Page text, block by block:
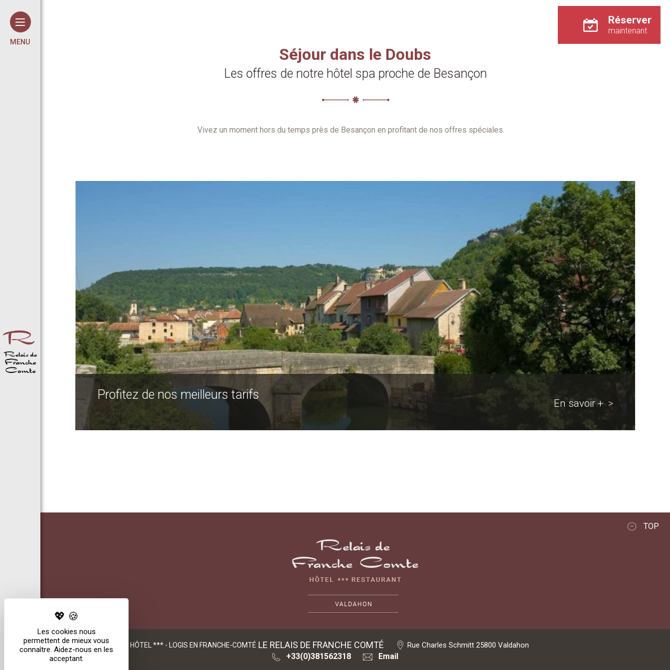
Réserver
maintenant
MENU
+33(0)381562318
Séjour dans le Doubs
Les offres de notre hôtel spa proche de Besançon
Vivez un moment hors du temps près de Besançon en profitant de nos offres spéciales.
Profitez de nos meilleurs tarifs
En savoir + >
TOP
HÔTEL *** - LOGIS EN FRANCHE-COMTÉ LE RELAIS DE FRANCHE COMTÉ Rue Charles Schmitt 25800 Valdahon
+33(0)381562318 Email
Les cookies nous
permettent de mieux vous
connaître. Aidez-nous en les
acceptant.